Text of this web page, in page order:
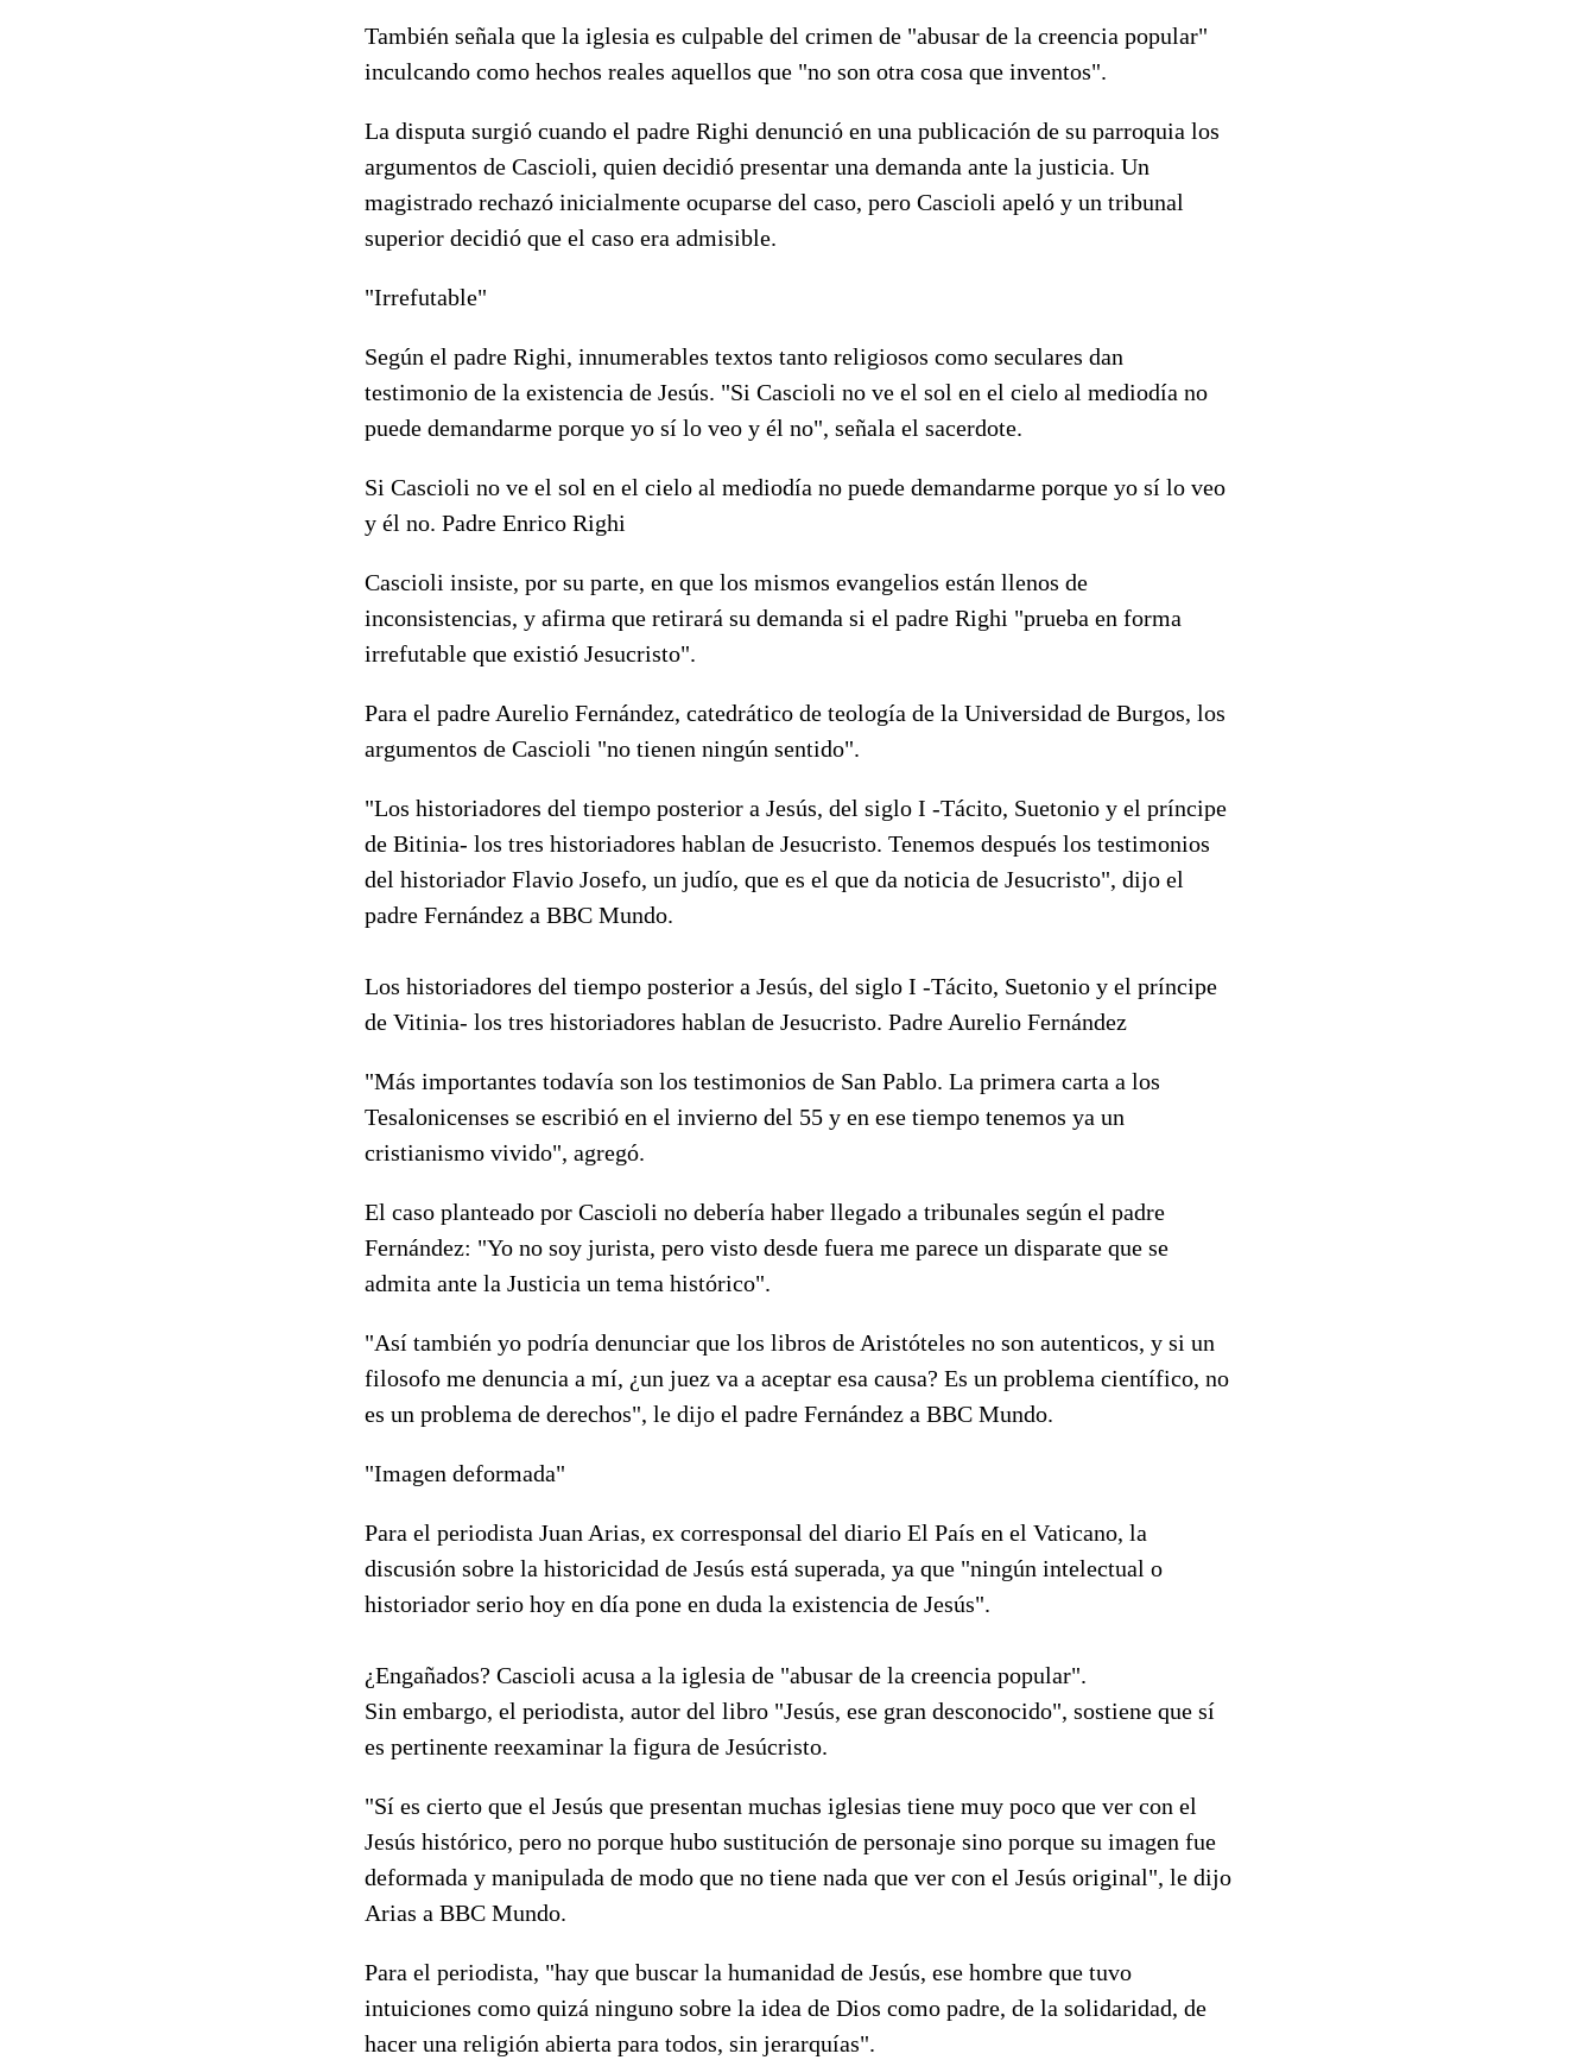
También señala que la iglesia es culpable del crimen de "abusar de la creencia popular"
inculcando como hechos reales aquellos que "no son otra cosa que inventos".
La disputa surgió cuando el padre Righi denunció en una publicación de su parroquia los
argumentos de Cascioli, quien decidió presentar una demanda ante la justicia. Un
magistrado rechazó inicialmente ocuparse del caso, pero Cascioli apeló y un tribunal
superior decidió que el caso era admisible.
"Irrefutable"
Según el padre Righi, innumerables textos tanto religiosos como seculares dan
testimonio de la existencia de Jesús. "Si Cascioli no ve el sol en el cielo al mediodía no
puede demandarme porque yo sí lo veo y él no", señala el sacerdote.
Si Cascioli no ve el sol en el cielo al mediodía no puede demandarme porque yo sí lo veo
y él no. Padre Enrico Righi
Cascioli insiste, por su parte, en que los mismos evangelios están llenos de
inconsistencias, y afirma que retirará su demanda si el padre Righi "prueba en forma
irrefutable que existió Jesucristo".
Para el padre Aurelio Fernández, catedrático de teología de la Universidad de Burgos, los
argumentos de Cascioli "no tienen ningún sentido".
"Los historiadores del tiempo posterior a Jesús, del siglo I -Tácito, Suetonio y el príncipe
de Bitinia- los tres historiadores hablan de Jesucristo. Tenemos después los testimonios
del historiador Flavio Josefo, un judío, que es el que da noticia de Jesucristo", dijo el
padre Fernández a BBC Mundo.
Los historiadores del tiempo posterior a Jesús, del siglo I -Tácito, Suetonio y el príncipe
de Vitinia- los tres historiadores hablan de Jesucristo. Padre Aurelio Fernández
"Más importantes todavía son los testimonios de San Pablo. La primera carta a los
Tesalonicenses se escribió en el invierno del 55 y en ese tiempo tenemos ya un
cristianismo vivido", agregó.
El caso planteado por Cascioli no debería haber llegado a tribunales según el padre
Fernández: "Yo no soy jurista, pero visto desde fuera me parece un disparate que se
admita ante la Justicia un tema histórico".
"Así también yo podría denunciar que los libros de Aristóteles no son autenticos, y si un
filosofo me denuncia a mí, ¿un juez va a aceptar esa causa? Es un problema científico, no
es un problema de derechos", le dijo el padre Fernández a BBC Mundo.
"Imagen deformada"
Para el periodista Juan Arias, ex corresponsal del diario El País en el Vaticano, la
discusión sobre la historicidad de Jesús está superada, ya que "ningún intelectual o
historiador serio hoy en día pone en duda la existencia de Jesús".
¿Engañados? Cascioli acusa a la iglesia de "abusar de la creencia popular".
Sin embargo, el periodista, autor del libro "Jesús, ese gran desconocido", sostiene que sí
es pertinente reexaminar la figura de Jesúcristo.
"Sí es cierto que el Jesús que presentan muchas iglesias tiene muy poco que ver con el
Jesús histórico, pero no porque hubo sustitución de personaje sino porque su imagen fue
deformada y manipulada de modo que no tiene nada que ver con el Jesús original", le dijo
Arias a BBC Mundo.
Para el periodista, "hay que buscar la humanidad de Jesús, ese hombre que tuvo
intuiciones como quizá ninguno sobre la idea de Dios como padre, de la solidaridad, de
hacer una religión abierta para todos, sin jerarquías".